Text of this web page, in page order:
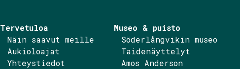
Tervetuloa
Näin saavut meille
Aukioloajat
Yhteystiedot
Museo & puisto
Söderlångvikin museo
Taidenäyttelyt
Amos Anderson